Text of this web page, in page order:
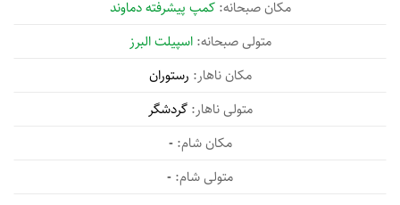
کمپ پیشرفته دماوند
اسپیلت البرز
رستوران
گردشگر
-
-